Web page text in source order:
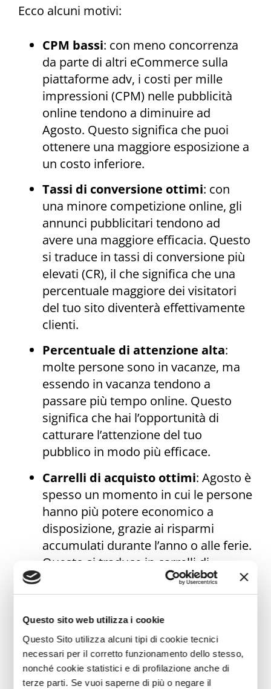
Questo sito web utilizza i cookie
Questo Sito utilizza alcuni tipi di cookie tecnici
necessari per il corretto funzionamento dello stesso,
nonché cookie statistici e di profilazione anche di
terze parti. Se vuoi saperne di più o negare il
Ecco alcuni motivi:
CPM bassi: con meno concorrenza
da parte di altri eCommerce sulla
piattaforme adv, i costi per mille
impressioni (CPM) nelle pubblicità
online tendono a diminuire ad
Agosto. Questo significa che puoi
ottenere una maggiore esposizione a
un costo inferiore.
Tassi di conversione ottimi: con
una minore competizione online, gli
annunci pubblicitari tendono ad
avere una maggiore efficacia. Questo
si traduce in tassi di conversione più
elevati (CR), il che significa che una
percentuale maggiore dei visitatori
del tuo sito diventerà effettivamente
clienti.
Percentuale di attenzione alta:
molte persone sono in vacanze, ma
essendo in vacanza tendono a
passare più tempo online. Questo
significa che hai l’opportunità di
catturare l’attenzione del tuo
pubblico in modo più efficace.
Carrelli di acquisto ottimi: Agosto è
spesso un momento in cui le persone
hanno più potere economico a
disposizione, grazie ai risparmi
accumulati durante l’anno o alle ferie.
Questo si traduce in carrelli di
acquisto più consistenti, con ordini di
valore più elevato.
Aumento della redditività
differenza di Luglio, quando gli sconti
possono abbattere i margini, ad
Agosto puoi spingere prodotti a